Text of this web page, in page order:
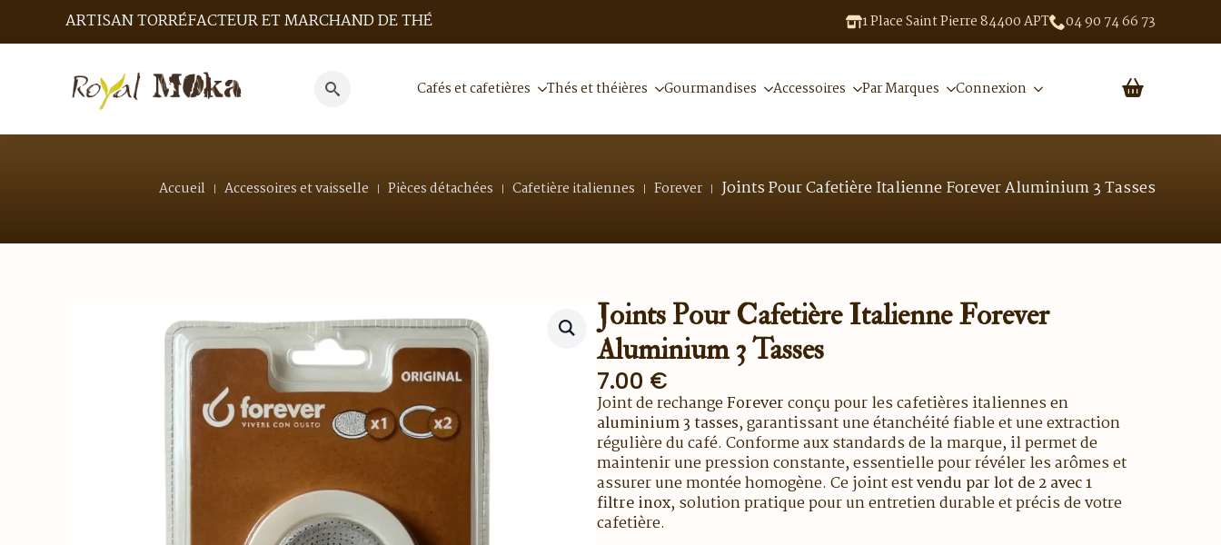
ARTISAN TORRÉFACTEUR ET MARCHAND DE THÉ 1 Place Saint Pierre 84400 APT 04 90 74 66 73
for:
Cafés et cafetières Thés et théières Gourmandises Accessoires Par Marques Connexion
Accueil Accessoires et vaisselle Pièces détachées Cafetière italiennes Forever Joints Pour Cafetière Italienne Forever Aluminium 3 Tasses
Joints Pour Cafetière Italienne Forever
Aluminium 3 Tasses
7.00 €
Joint de rechangeForeverconçu pour les cafetières italiennes en
aluminium 3 tasses, garantissant une étanchéité fiable et une extraction
régulière du café. Conforme aux standards de la marque, il permet de
maintenir une pression constante, essentielle pour révéler les arômes et
assurer une montée homogène. Ce joint estvendu par lot de 2 avec 1
filtre inox, solution pratique pour un entretien durable et précis de votre
cafetière.